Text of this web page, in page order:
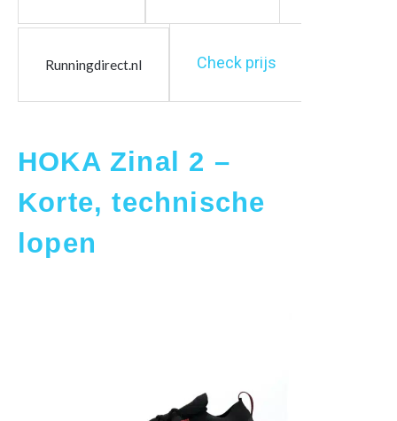
Runningdirect.nl Check prijs
HOKA Zinal 2 –
Korte, technische
lopen